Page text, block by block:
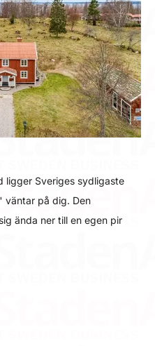
ligger Sveriges sydligaste
väntar på dig. Den
ända ner till en egen pir